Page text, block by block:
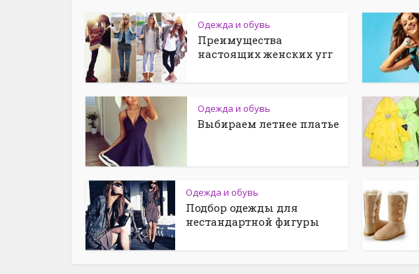
Одежда и обувь
Преимущества
настоящих женских угг
Одежда и обувь
Выбираем летнее платье
Одежда и обувь
Подбор одежды для
нестандартной фигуры